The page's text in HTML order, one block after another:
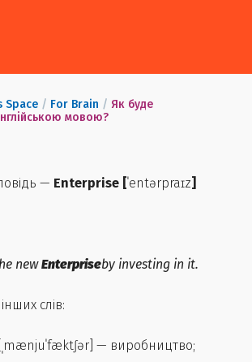
Space / For Brain / Як буде
мовою?
— Enterprise [ˈentərpraɪz]
newEnterpriseby investing in it.
слів:
[ˌmænjuˈfæktʃər] — виробництво;